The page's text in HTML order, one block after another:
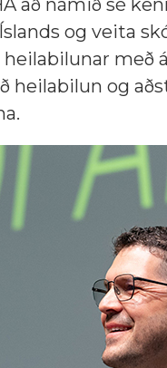
að námið sé
og veita
með
og